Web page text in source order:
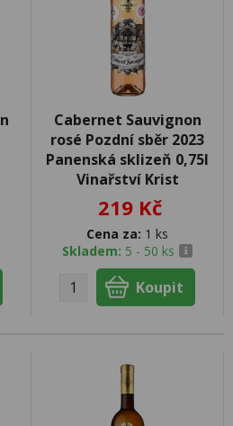
Cabernet Sauvignon
rosé Pozdní sběr 2023
Panenská sklizeň 0,75l
Vinařství Krist
219 Kč
Cena za: 1 ks
Skladem: 5 - 50 ks